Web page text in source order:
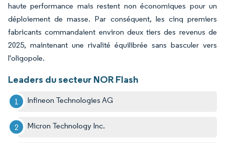
haute performance mais restent non économiques pour un
déploiement de masse. Par conséquent, les cinq premiers
fabricants commandaient environ deux tiers des revenus de
2025, maintenant une rivalité équilibrée sans basculer vers
l'oligopole.
Leaders du secteur NOR Flash
Infineon Technologies AG
Micron Technology Inc.